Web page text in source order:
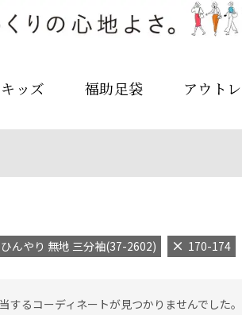
キッズ 福助足袋 アウト
んやり 無地 三分袖(37-2602) 170-174
するコーディネートが見つかりませんでした